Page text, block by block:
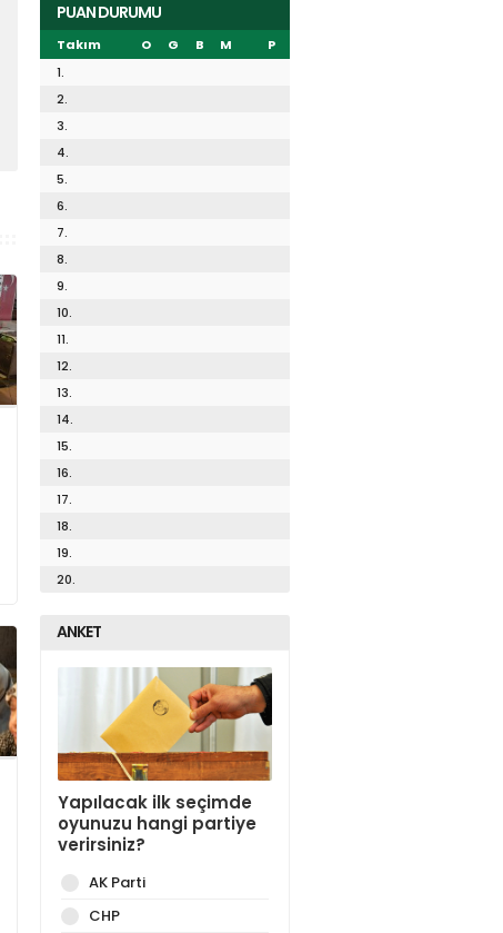
PUAN DURUMU
Takım O G B M
P
1.
2.
3.
4.
5.
6.
7.
8.
9.
10.
11.
12.
13.
14.
15.
16.
17.
18.
19.
20.
ANKET
Yapılacak ilk seçimde
oyunuzu hangi partiye
verirsiniz?
AK Parti
CHP